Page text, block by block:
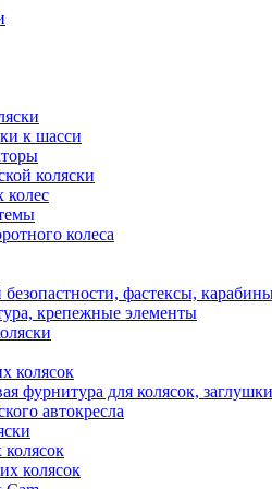
к шасси
коляски
колес
колеса
фастексы,
крепежные элементы
колясок
фурнитура для колясок,
автокресла
колясок